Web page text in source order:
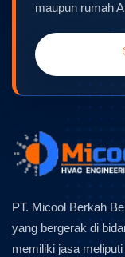
maupun rumah
PT. Micool Berkah
yang bergerak di
memiliki jasa